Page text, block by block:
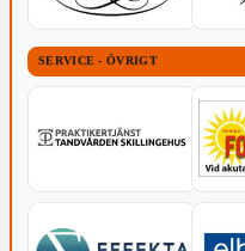
SERVICE - ÖVRIGT